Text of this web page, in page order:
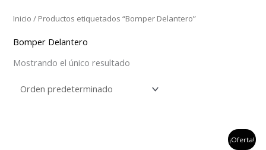
Inicio / Productos etiquetados “Bomper Delantero”
Bomper Delantero
Mostrando el único resultado
¡Oferta!